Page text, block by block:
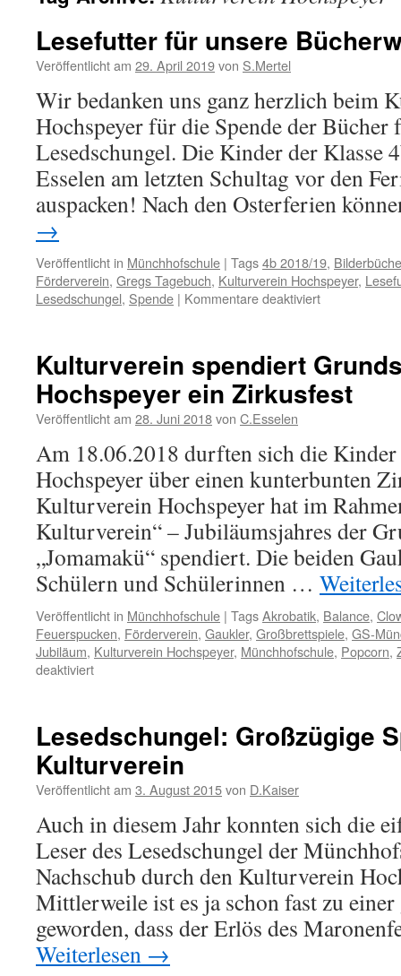
Lesefutter für unsere
Veröffentlicht am 29. April 2019von S.Mertel
Wir bedanken uns ganz herzlich beim
Hochspeyer für die Spende der Bücher
Lesedschungel. Die Kinder der Klasse
Esselen am letzten Schultag vor den
auspacken! Nach den Osterferien
→
Veröffentlicht in Münchhofschule | Tags4b 2018/19,
Förderverein, Gregs Tagebuch, Kulturverein Hochspeyer,
Lesedschungel, Spende | Kommentare deaktiviertfür
Kulturverein spendiert
Hochspeyer ein Zirkusfest
Veröffentlicht am 28. Juni 2018von C.Esselen
Am 18.06.2018 durften sich die
Hochspeyer über einen kunterbunten
Kulturverein Hochspeyer hat im
Kulturverein“ – Jubiläumsjahres der
„Jomamakü“ spendiert. Die beiden
Schülern und Schülerinnen …
Veröffentlicht in Münchhofschule | TagsAkrobatik, Balance,
Feuerspucken, Förderverein, Gaukler, Großbrettspiele, GS-
Jubiläum, Kulturverein Hochspeyer, Münchhofschule, Popcorn,
deaktiviertfür
Hochspeyer
ein
Zirkusfest
Lesedschungel: Großzügige
Kulturverein
Veröffentlicht am 3. August 2015von D.Kaiser
Auch in diesem Jahr konnten sich die
Leser des Lesedschungel der
Nachschub durch den Kulturverein
Mittlerweile ist es ja schon fast zu
geworden, dass der Erlös des
Weiterlesen →